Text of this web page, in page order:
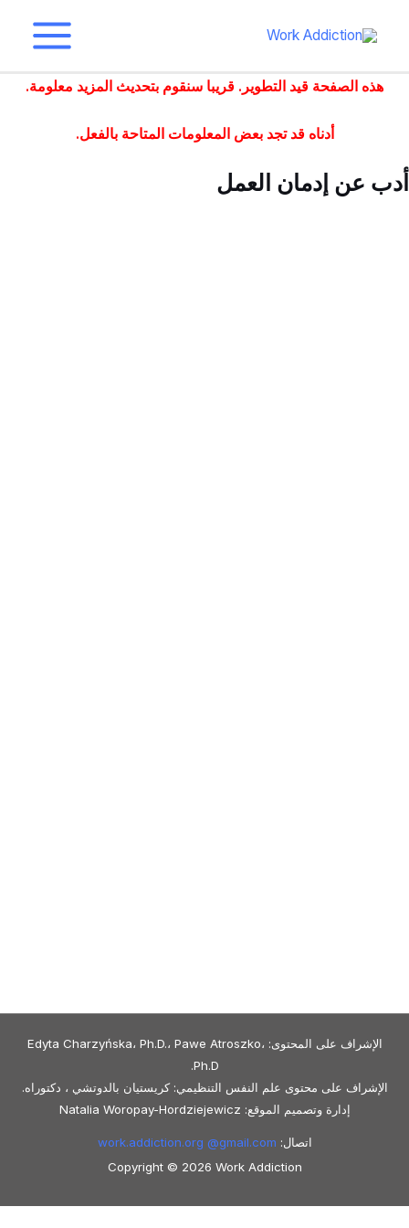
القائمة
الرئيسية هذه الصفحة قيد التطوير. قريبا سنقوم بتحديث المزيد معلومة.
أدناه قد تجد بعض المعلومات المتاحة بالفعل.
أدب عن إدمان العمل
الإشراف على المحتوى: Edyta Charzyńska، Ph.D.، Pawe Atroszko،
Ph.D.
الإشراف على محتوى علم النفس التنظيمي: كريستيان بالدوتشي ، دكتوراه.
إدارة وتصميم الموقع: Natalia Woropay-Hordziejewicz
اتصال: work.addiction.org @gmail.com
Copyright © 2026 Work Addiction